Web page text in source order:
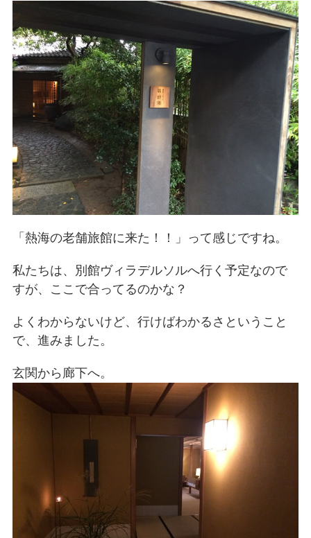
「熱海の老舗旅館に来た！！」って感じですね。
私たちは、別館ヴィラデルソルへ行く予定なので
すが、ここで合ってるのかな？
よくわからないけど、行けばわかるさということ
で、進みました。
玄関から廊下へ。